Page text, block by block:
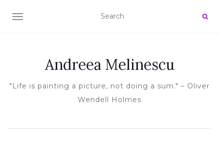
TOGGLE NAVIGATION
Andreea Melinescu
"Life is painting a picture, not doing a sum." – Oliver
Wendell Holmes